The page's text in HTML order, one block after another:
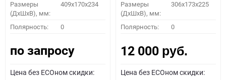
Размеры
(ДхШхВ), мм:
409x170x234
Полярность: 0
по запросу
Цена без ECOном скидки:
Размеры
(ДхШхВ), мм:
306x173x225
Полярность: 0
12 000 руб.
Цена без ECOном скидки: